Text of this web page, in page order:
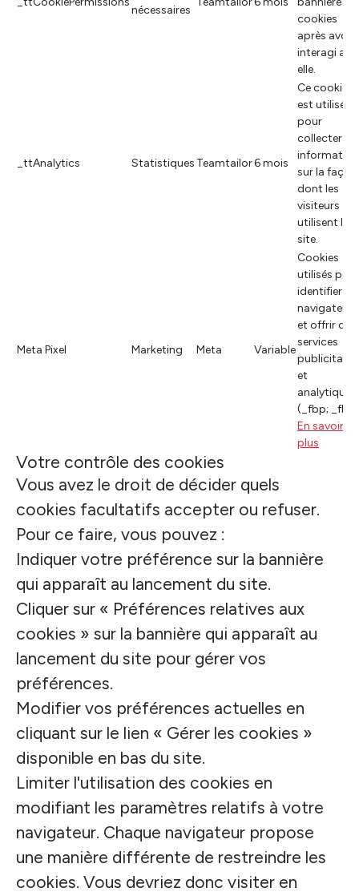
nécessaires
cookies
après avoir
interagi
elle.
_ttAnalytics Statistiques Teamtailor6 mois
Ce cookie
est utilisé
pour
collecter
sur la façon
dont les
visiteurs
utilisent le
site.
Meta Pixel Marketing Meta Variable
Cookies
utilisés pour
identifier les
navigateurs
et offrir des
services
et
analytiques
(_fbp; _fbc)
En savoir
plus
Votre contrôle des cookies
Vous avez le droit de décider quels
cookies facultatifs accepter ou refuser.
Pour ce faire, vous pouvez :
Indiquer votre préférence sur la bannière
qui apparaît au lancement du site.
Cliquer sur « Préférences relatives aux
cookies » sur la bannière qui apparaît au
lancement du site pour gérer vos
préférences.
Modifier vos préférences actuelles en
cliquant sur le lien « Gérer les cookies »
disponible en bas du site.
Limiter l'utilisation des cookies en
modifiant les paramètres relatifs à votre
navigateur. Chaque navigateur propose
une manière différente de restreindre les
cookies. Vous devriez donc visiter en